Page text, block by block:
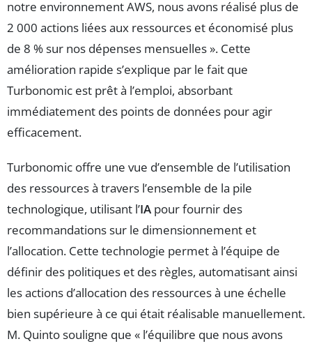
notre environnement AWS, nous avons réalisé plus de
2 000 actions liées aux ressources et économisé plus
de 8 % sur nos dépenses mensuelles ». Cette
amélioration rapide s’explique par le fait que
Turbonomic est prêt à l’emploi, absorbant
immédiatement des points de données pour agir
efficacement.
Turbonomic offre une vue d’ensemble de l’utilisation
des ressources à travers l’ensemble de la pile
technologique, utilisant l’IA pour fournir des
recommandations sur le dimensionnement et
l’allocation. Cette technologie permet à l’équipe de
définir des politiques et des règles, automatisant ainsi
les actions d’allocation des ressources à une échelle
bien supérieure à ce qui était réalisable manuellement.
M. Quinto souligne que « l’équilibre que nous avons